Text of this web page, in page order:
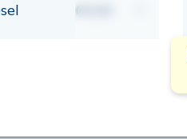
00,00